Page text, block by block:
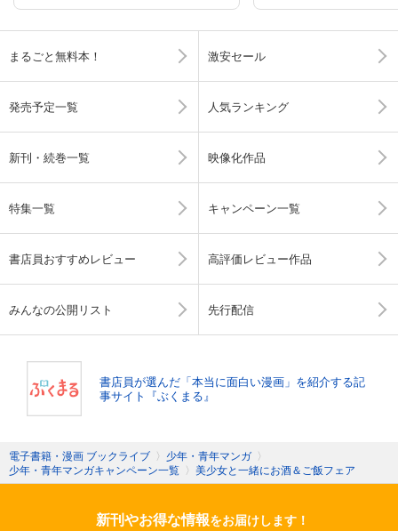
まるごと無料本！ 激安セール
発売予定一覧 人気ランキング
新刊・続巻一覧 映像化作品
特集一覧 キャンペーン一覧
書店員おすすめレビュー 高評価レビュー作品
みんなの公開リスト 先行配信
書店員が選んだ「本当に面白い漫画」を紹介する記
事サイト『ぶくまる』
電子書籍・漫画 ブックライブ 〉 少年・青年マンガ 〉
少年・青年マンガキャンペーン一覧 〉 美少女と一緒にお酒＆ご飯フェア
新刊やお得な情報をお届けします！